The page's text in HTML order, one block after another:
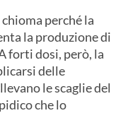
perché la
la produzione di
forti dosi, però, la
delle
le scaglie del
che lo